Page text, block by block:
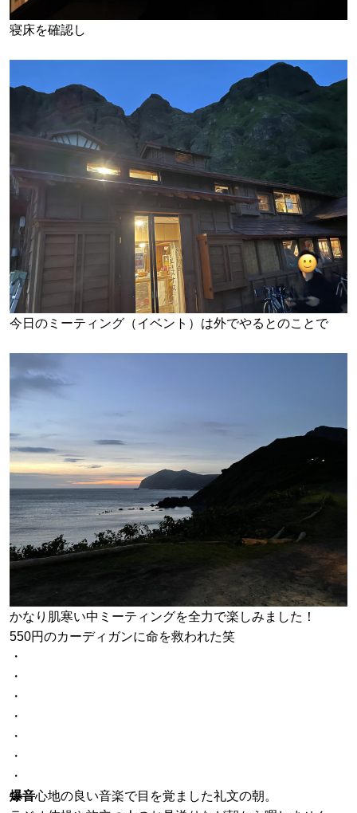
寝床を確認し
今日のミーティング（イベント）は外でやるとのことで
かなり肌寒い中ミーティングを全力で楽しみました！
550円のカーディガンに命を救われた笑
・
・
・
・
・
・
・
爆音心地の良い音楽で目を覚ました礼文の朝。